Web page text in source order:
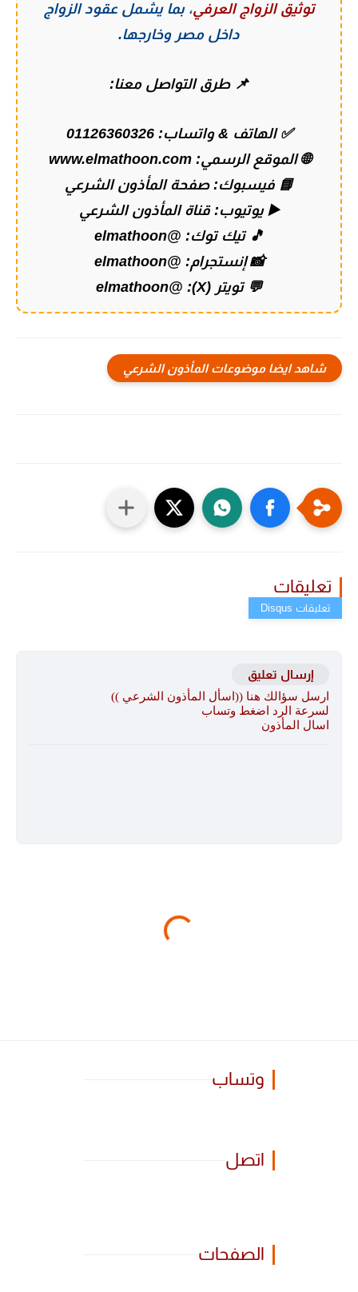
توثيق الزواج العرفي، بما يشمل عقود الزواج
داخل مصر وخارجها.
📌 طرق التواصل معنا:
✅ الهاتف & واتساب:01126360326
🌐 الموقع الرسمي:www.elmathoon.com
📘 فيسبوك:صفحة المأذون الشرعي
▶️ يوتيوب:قناة المأذون الشرعي
🎵 تيك توك: @elmathoon
📸 إنستجرام: @elmathoon
💬 تويتر (X):
@elmathoon
شاهد ايضا موضوعات المأذون الشرعي
تعليقات
إرسال تعليق
ارسل سؤالك هنا ((اسأل المأذون الشرعي ))
لسرعة الرد اضغط وتساب
اسال المأذون
وتساب
اتصل
الصفحات